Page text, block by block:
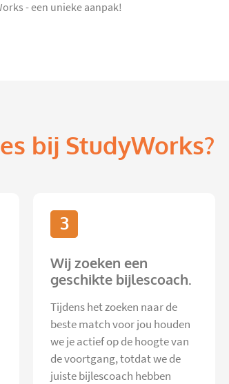
- een unieke aanpak!
bij StudyWorks?
3
Wij zoeken een
geschikte bijlescoach.
Tijdens het zoeken naar de
beste match voor jou houden
we je actief op de hoogte van
de voortgang, totdat we de
juiste bijlescoach hebben